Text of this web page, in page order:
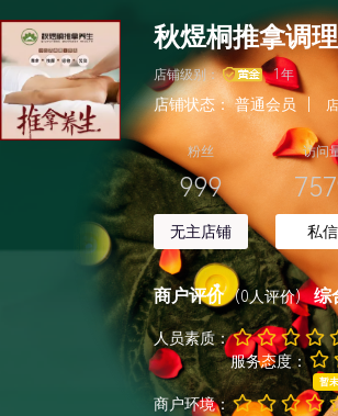
秋煜桐推拿调理
店铺级别： 1年
店铺状态：普通会员
粉丝
999
无主店铺
访问
私信
商户评价 (0人评价)综
人员素质：
服务态度：
暂
商户环境：